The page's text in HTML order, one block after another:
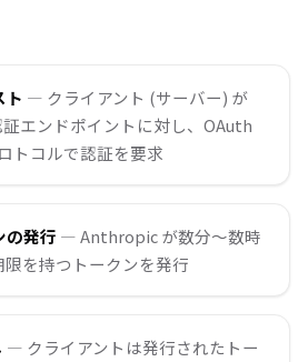
ト — クライアント (サーバー) が
エンドポイントに対し、OAuth
トコルで認証を要求
の発行 — Anthropic が数分〜数時
を持つトークンを発行
— クライアントは発行されたトー